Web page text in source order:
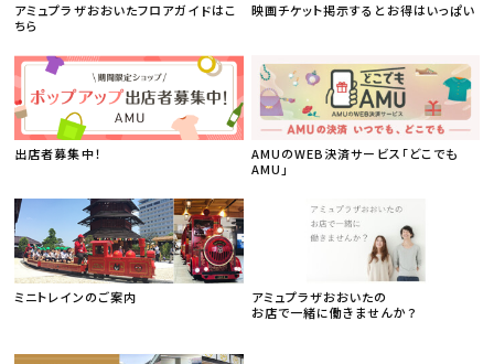
アミュプラザおおいたフロアガイドはこ
ちら
映画チケット掲示するとお得はいっぱい
出店者募集中！
AMUのWEB決済サービス「どこでも
AMU」
ミニトレインのご案内
アミュプラザおおいたの
お店で一緒に働きませんか？